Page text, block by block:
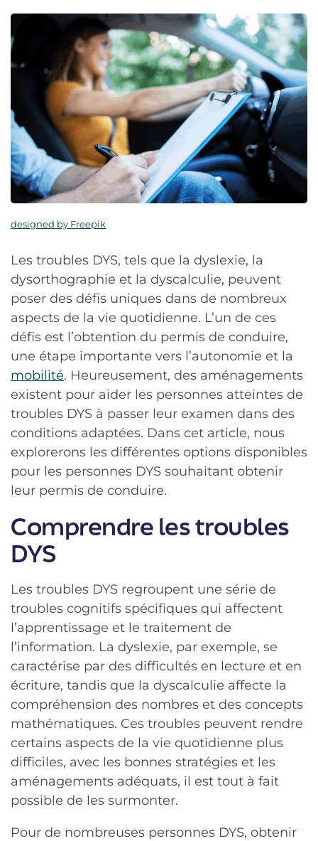
designed by Freepik
Les troubles DYS, tels que la dyslexie, la
dysorthographie et la dyscalculie, peuvent
poser des défis uniques dans de nombreux
aspects de la vie quotidienne. L’un de ces
défis est l’obtention du permis de conduire,
une étape importante vers l’autonomie et la
mobilité. Heureusement, des aménagements
existent pour aider les personnes atteintes de
troubles DYS à passer leur examen dans des
conditions adaptées. Dans cet article, nous
explorerons les différentes options disponibles
pour les personnes DYS souhaitant obtenir
leur permis de conduire.
Comprendre les troubles
DYS
Les troubles DYS regroupent une série de
troubles cognitifs spécifiques qui affectent
l’apprentissage et le traitement de
l’information. La dyslexie, par exemple, se
caractérise par des difficultés en lecture et en
écriture, tandis que la dyscalculie affecte la
compréhension des nombres et des concepts
mathématiques. Ces troubles peuvent rendre
certains aspects de la vie quotidienne plus
difficiles, avec les bonnes stratégies et les
aménagements adéquats, il est tout à fait
possible de les surmonter.
Pour de nombreuses personnes DYS, obtenir